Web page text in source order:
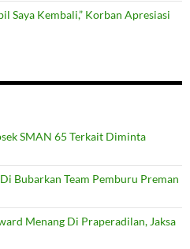
Saya Kembali,” Korban Apresiasi
SMAN 65 Terkait Diminta
Bubarkan Team Pemburu Preman
Menang Di Praperadilan, Jaksa